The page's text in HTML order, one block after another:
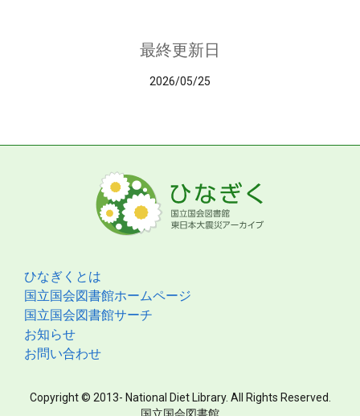
最終更新日
2026/05/25
ひなぎくとは
国立国会図書館ホームページ
国立国会図書館サーチ
お知らせ
お問い合わせ
Copyright © 2013- National Diet Library. All Rights Reserved.